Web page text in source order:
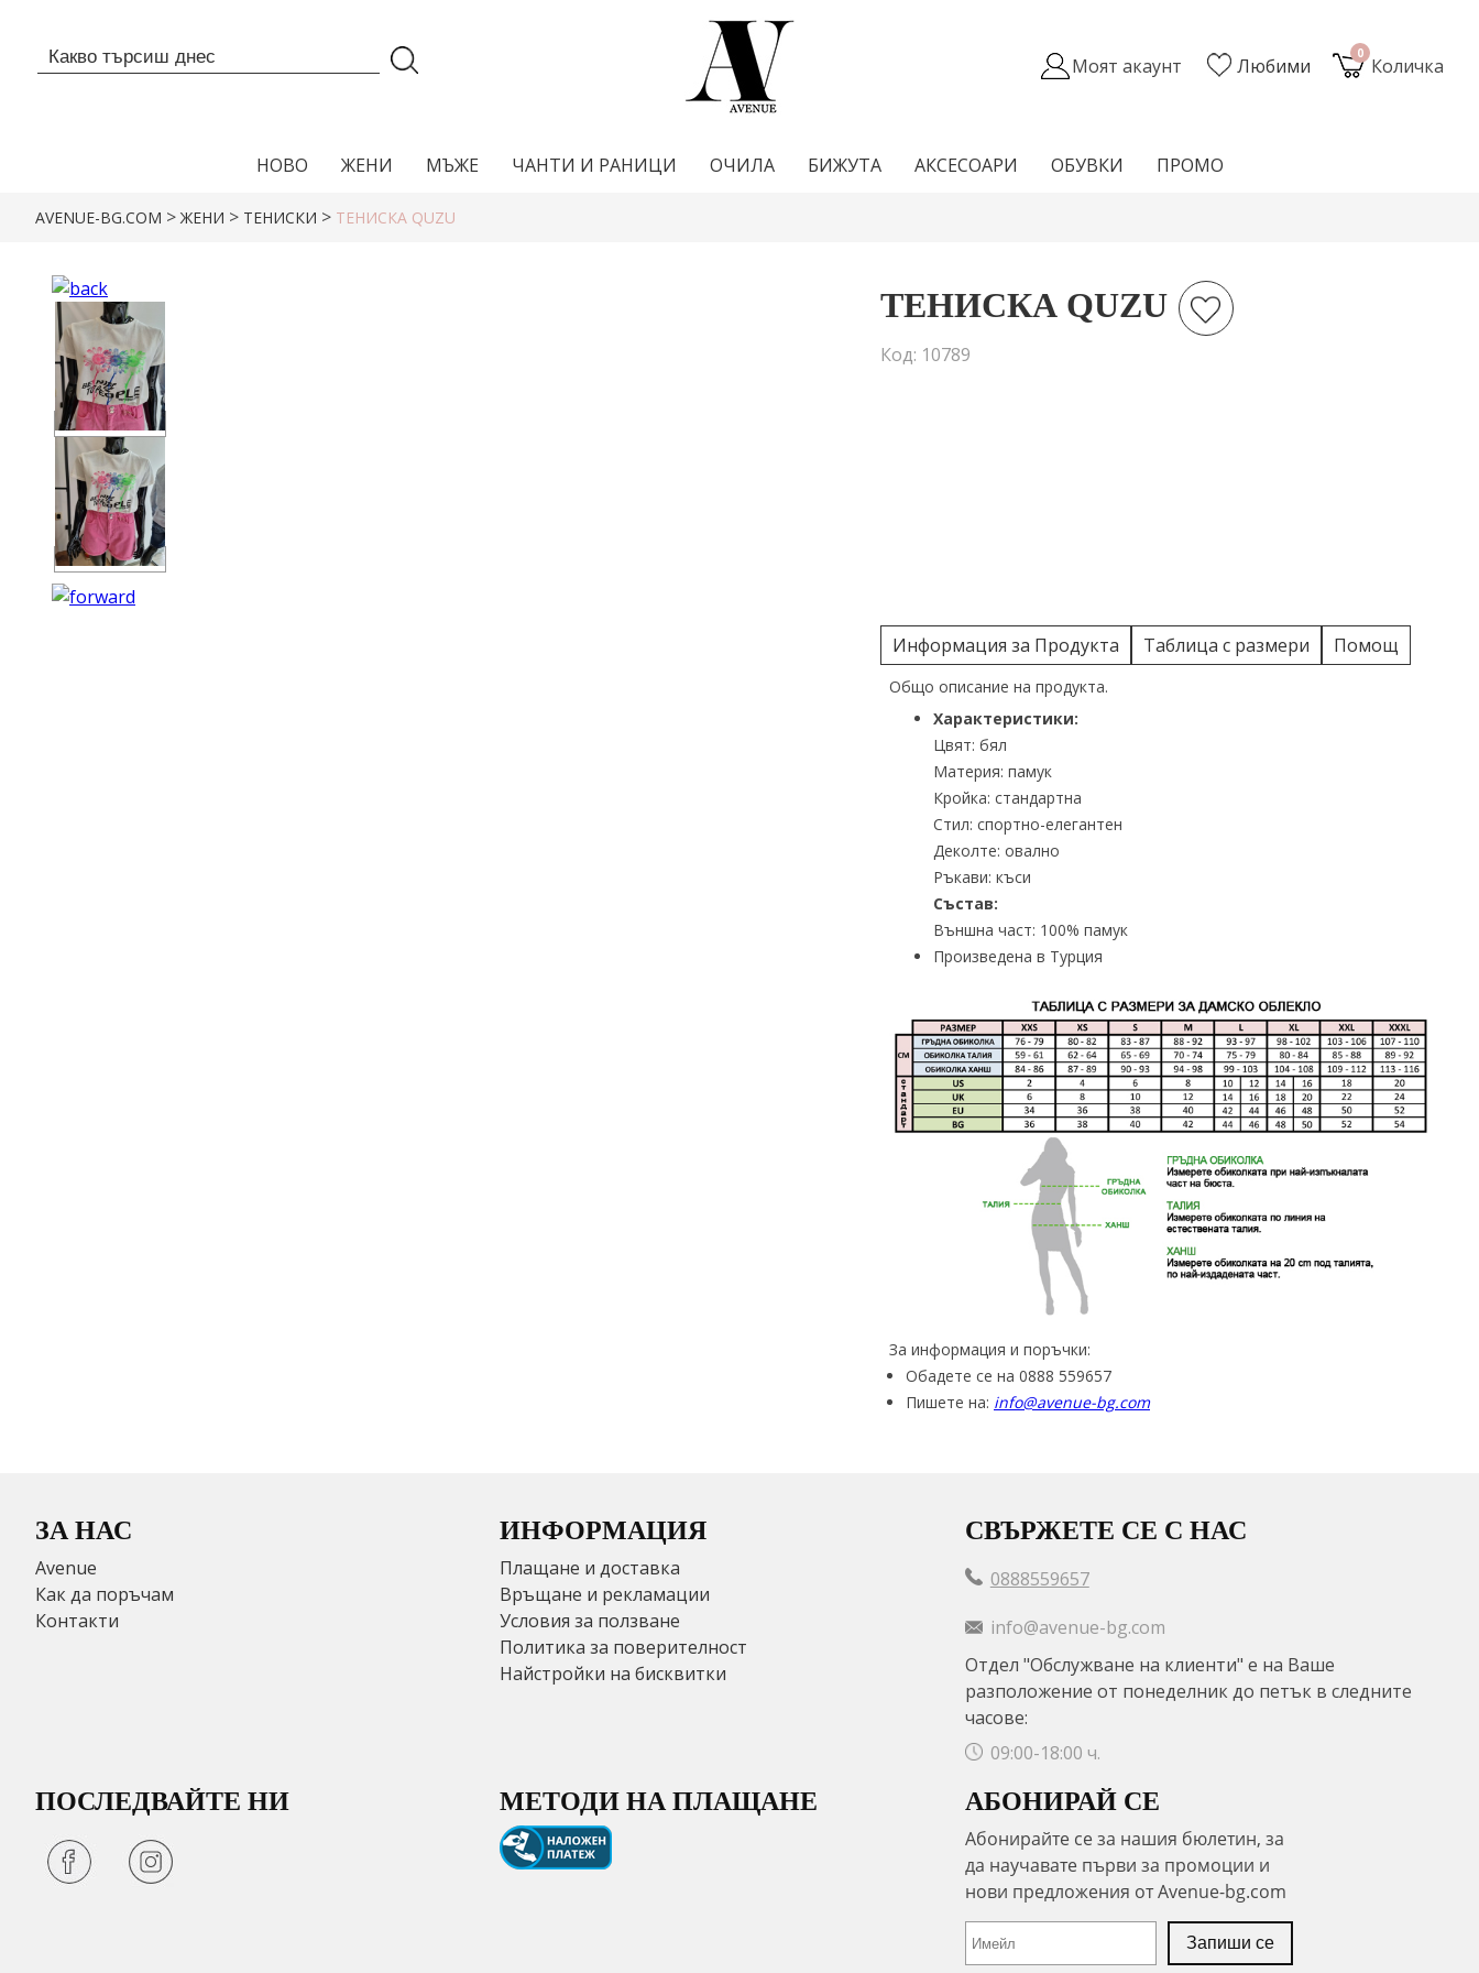
0
Количка
Любими
Моят акаунт
НОВО ЖЕНИ МЪЖЕ ЧАНТИ И РАНИЦИ ОЧИЛА БИЖУТА АКСЕСОАРИ ОБУВКИ ПРОМО
AVENUE-BG.COM >ЖЕНИ > ТЕНИСКИ > ТЕНИСКА QUZU
ТЕНИСКА QUZU
Код: 10789
Информация за Продукта Таблица с размери Помощ
Общо описание на продукта.
Характеристики:
Цвят: бял
Материя: памук
Кройка: стандартна
Стил: спортно-елегантен
Деколте: овално
Ръкави: къси
Състав:
Външна част: 100% памук
Произведена в Турция
За информация и поръчки:
Обадете се на 0888 559657
Пишете на: info@avenue-bg.com
ЗА НАС
Avenue
Как да поръчам
Контакти
ИНФОРМАЦИЯ
Плащане и доставка
Връщане и рекламации
Условия за ползване
Политика за поверителност
Найстройки на бисквитки
СВЪРЖЕТЕ СЕ С НАС
0888559657
info@avenue-bg.com
Отдел "Обслужване на клиенти" е на Ваше
разположение от понеделник до петък в следните
часове:
09:00-18:00 ч.
ПОСЛЕДВАЙТЕ НИ МЕТОДИ НА ПЛАЩАНЕ АБОНИРАЙ СЕ